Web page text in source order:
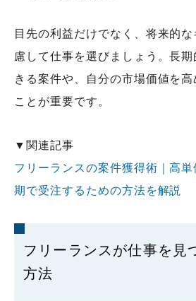
目先の利益だけでなく、将来的
慮して仕事を選びましょう。長
きる案件や、自分の市場価値を
ことが重要です。
▼関連記事
フリーランスの案件獲得術｜高
期で受注するための方法を解説
フリーランスが仕事を見
方法